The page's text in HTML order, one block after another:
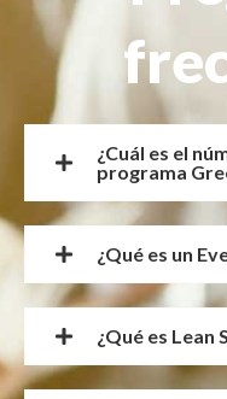
c
ó
n
¿Cuál es el
programa
¿Qué es un
¿Qué es Lean